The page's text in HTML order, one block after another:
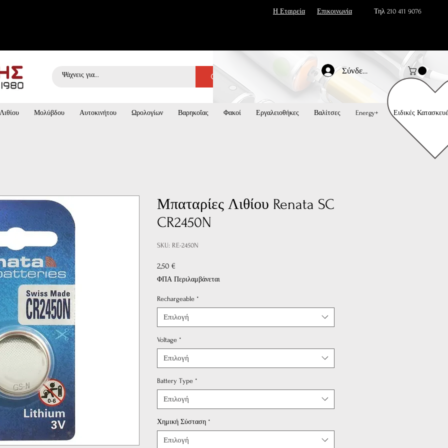
Η Εταιρεία Επικοινωνία Τηλ 210 411 9076
Σύνδεση
Μολύβδου Αυτοκινήτου Ωρολογίων Βαρηκοΐας Φακοί Εργαλειοθήκες Βαλίτσες Energy+ Ειδικές
Μπαταρίες Λιθίου Renata SC
CR2450N
SKU: RE-2450N
2,50 €
ΦΠΑ Περιλαμβάνεται
Rechargeable *
Επιλογή
Voltage *
Επιλογή
Battery Type *
Επιλογή
Χημική Σύσταση *
Επιλογή